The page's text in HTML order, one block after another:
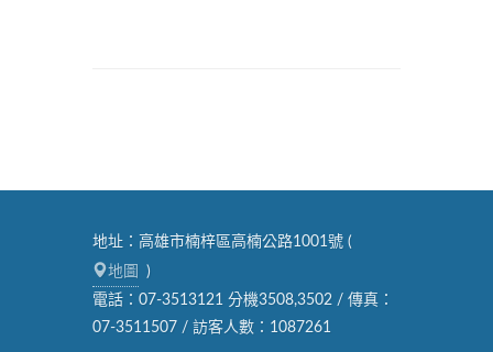
地址：高雄市楠梓區高楠公路1001號 (
地圖
)
電話：07-3513121 分機3508,3502 / 傳真：
07-3511507 / 訪客人數：1087261